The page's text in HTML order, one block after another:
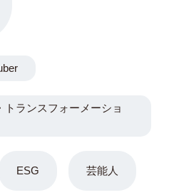
ESG 芸能人
ランスフォーメーショ